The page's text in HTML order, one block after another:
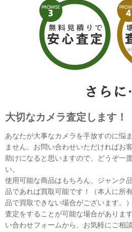
大切なカメラ査定します！
あなたが大事なカメラを手放すのに悩
ません。お問い合わせいただければお
助けになると思いますので、どうぞ一
い。
使用可能な商品はもちろん、ジャンク
品であれば買取可能です！（本人に所
品で買取できない場合がございます。
査定をすることが可能な場合がありま
い合わせフォームから、お気軽にご相